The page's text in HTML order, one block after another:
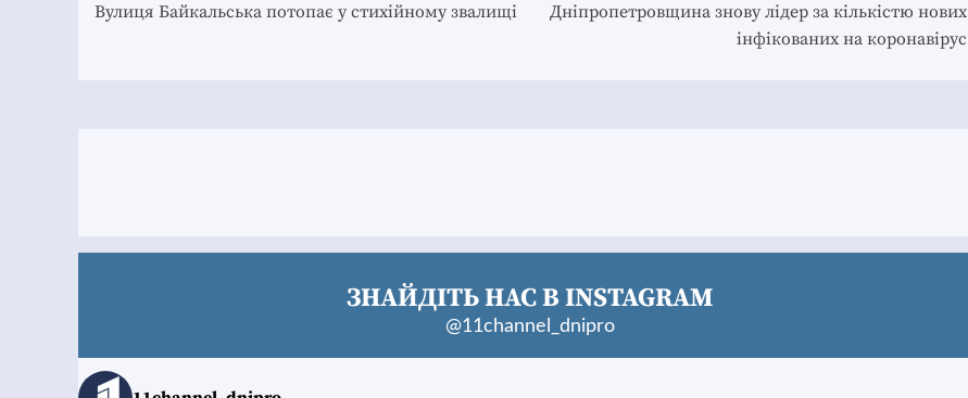
navigation
Вулиця Байкальська потопає у стихійному звалищі
Дніпропетровщина знову лідер за кількістю нових
інфікованих на коронавірус
ЗНАЙДІТЬ НАС В INSTAGRAM
@11channel_dnipro